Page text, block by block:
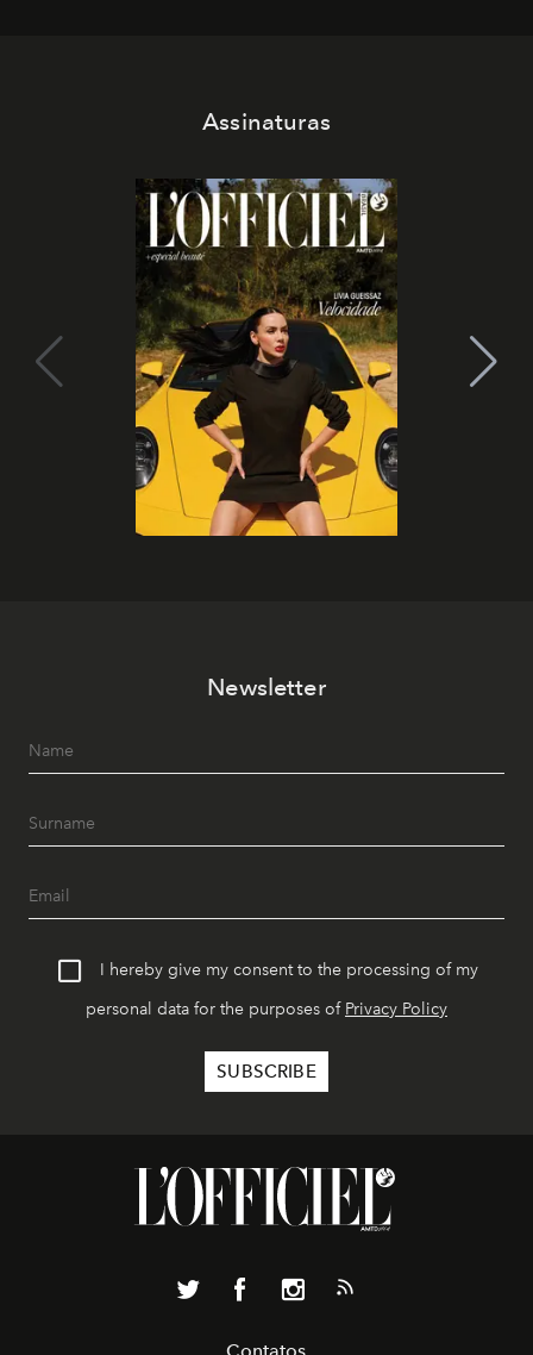
Assinaturas
Newsletter
I hereby give my consent to the processing of my
personal data for the purposes of Privacy Policy
Contatos